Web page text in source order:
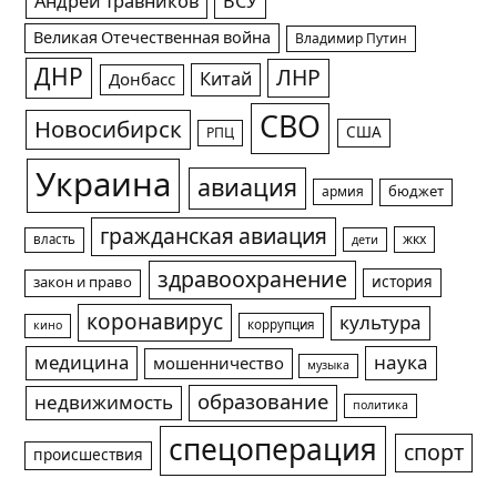
Великая Отечественная война Владимир Путин
ДНР Донбасс Китай ЛНР
Новосибирск РПЦ СВО США
Украина авиация армия бюджет
власть гражданская авиация дети жкх
закон и право здравоохранение история
кино коронавирус коррупция
культура
медицина
мошенничество музыка
наука
недвижимость
образование политика
происшествия спецоперация спорт